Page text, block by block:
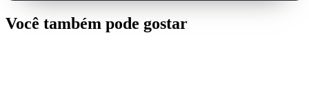
Você também pode gostar